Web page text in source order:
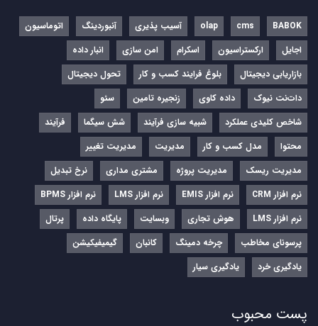
BABOK
cms
olap آسیب پذیری آنبوردینگ
اتوماسیون
اجایل
ارکستراسیون اسکرام امن سازی
انبار داده
بازاریابی دیجیتال
بلوغ فرایند کسب و کار
تحول دیجیتال
دات‌نت نیوک
داده کاوی زنجیره تامین
سئو
شاخص کلیدی عملکرد
شبیه سازی فرآیند شش سیگما
فرآیند
محتوا
مدل کسب و کار مدیریت
مدیریت تغییر
مدیریت ریسک
مدیریت پروژه مشتری مداری
نرخ تبدیل
نرم‌ افزار CRM
نرم‌ افزار EMIS نرم‌ افزار LMS
نرم افزار BPMS
نرم افزار LMS
هوش تجاری وبسایت پایگاه داده
پرتال
پرسونای مخاطب
چرخه دمینگ کانبان
گیمیفیکیشن
یادگیری خرد
یادگیری سیار
پست محبوب